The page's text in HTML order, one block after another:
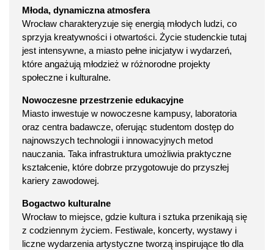
Młoda, dynamiczna atmosfera
Wrocław charakteryzuje się energią młodych ludzi, co
sprzyja kreatywności i otwartości. Życie studenckie tutaj
jest intensywne, a miasto pełne inicjatyw i wydarzeń,
które angażują młodzież w różnorodne projekty
społeczne i kulturalne.
Nowoczesne przestrzenie edukacyjne
Miasto inwestuje w nowoczesne kampusy, laboratoria
oraz centra badawcze, oferując studentom dostęp do
najnowszych technologii i innowacyjnych metod
nauczania. Taka infrastruktura umożliwia praktyczne
kształcenie, które dobrze przygotowuje do przyszłej
kariery zawodowej.
Bogactwo kulturalne
Wrocław to miejsce, gdzie kultura i sztuka przenikają się
z codziennym życiem. Festiwale, koncerty, wystawy i
liczne wydarzenia artystyczne tworzą inspirujące tło dla